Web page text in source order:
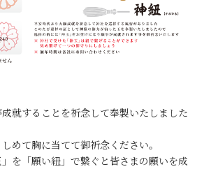
就することを祈念して奉製いたしました
めて胸に当てて御祈念ください。
を「願い紐」で繋ぐと皆さまの願いを成